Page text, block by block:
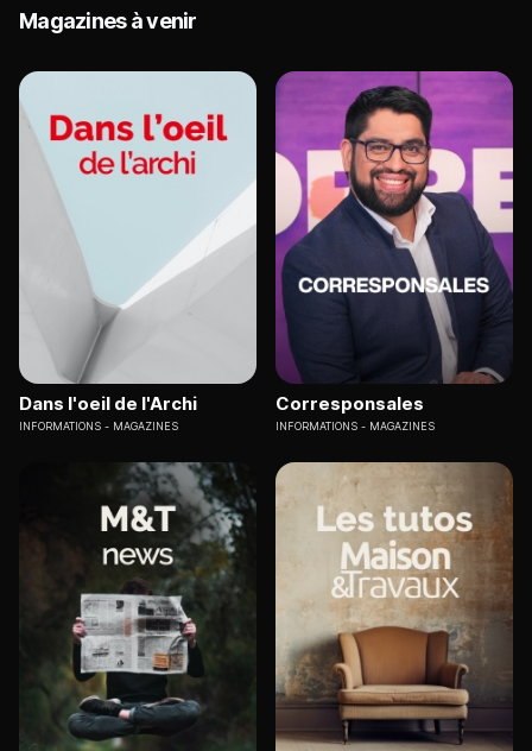
Magazines à venir
Dans l'oeil de l'Archi
INFORMATIONS MAGAZINES
Corresponsales
INFORMATIONS MAGAZINES